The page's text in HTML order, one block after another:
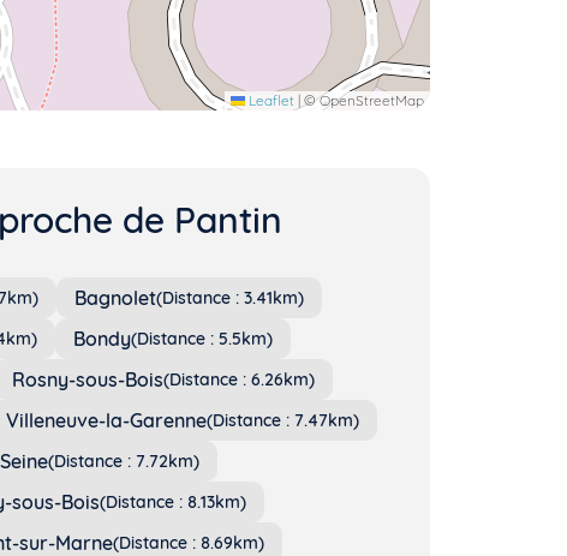
Leaflet | © OpenStreetMap
de Pantin
Bagnolet(Distance : 3.41km)
Bondy(Distance : 5.5km)
Rosny-sous-Bois(Distance : 6.26km)
Villeneuve-la-Garenne(Distance : 7.47km)
(Distance : 7.72km)
sous-Bois(Distance : 8.13km)
sur-Marne(Distance : 8.69km)